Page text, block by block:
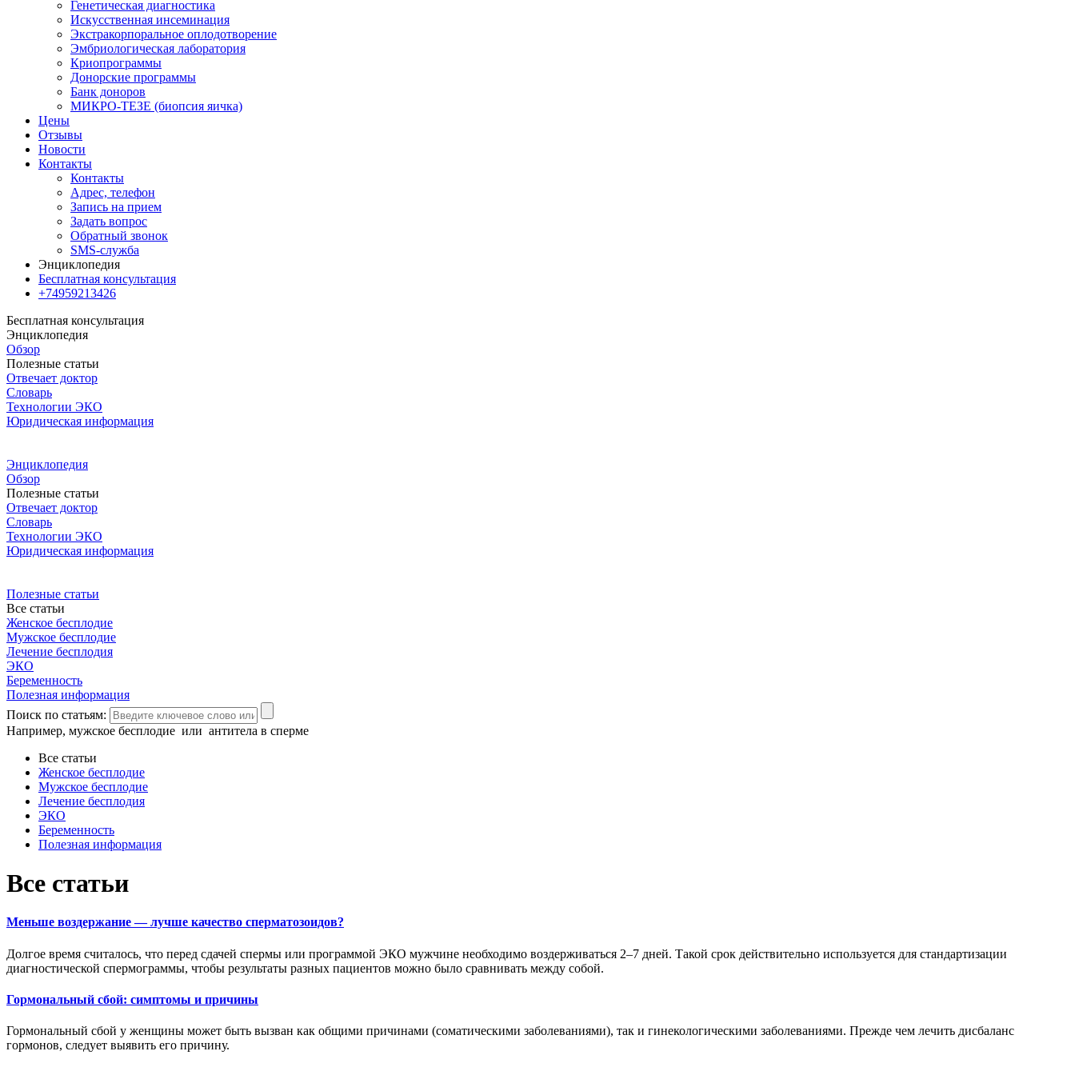
Генетическая диагностика
Искусственная инсеминация
Экстракорпоральное оплодотворение
Эмбриологическая лаборатория
Криопрограммы
Донорские программы
Банк доноров
МИКРО-ТЕЗЕ (биопсия яичка)
Цены
Отзывы
Новости
Контакты
Контакты
Адрес, телефон
Запись на прием
Задать вопрос
Обратный звонок
SMS-служба
Энциклопедия
Бесплатная консультация
+74959213426
Бесплатная консультация
Энциклопедия
Обзор
Полезные статьи
Отвечает доктор
Словарь
Технологии ЭКО
Юридическая информация
Энциклопедия
Обзор
Полезные статьи
Отвечает доктор
Словарь
Технологии ЭКО
Юридическая информация
Полезные статьи
Все статьи
Женское бесплодие
Мужское бесплодие
Лечение бесплодия
ЭКО
Беременность
Полезная информация
Поиск по статьям:
Например, мужское бесплодие или антитела в сперме
Все статьи
Женское бесплодие
Мужское бесплодие
Лечение бесплодия
ЭКО
Беременность
Полезная информация
Все статьи
Меньше воздержание — лучше качество сперматозоидов?
Долгое время считалось, что перед сдачей спермы или программой ЭКО мужчине необходимо воздерживаться 2–7 дней. Такой срок действительно используется для стандартизации
диагностической спермограммы, чтобы результаты разных пациентов можно было сравнивать между собой.
Гормональный сбой: симптомы и причины
Гормональный сбой у женщины может быть вызван как общими причинами (соматическими заболеваниями), так и гинекологическими заболеваниями. Прежде чем лечить дисбаланс
гормонов, следует выявить его причину.